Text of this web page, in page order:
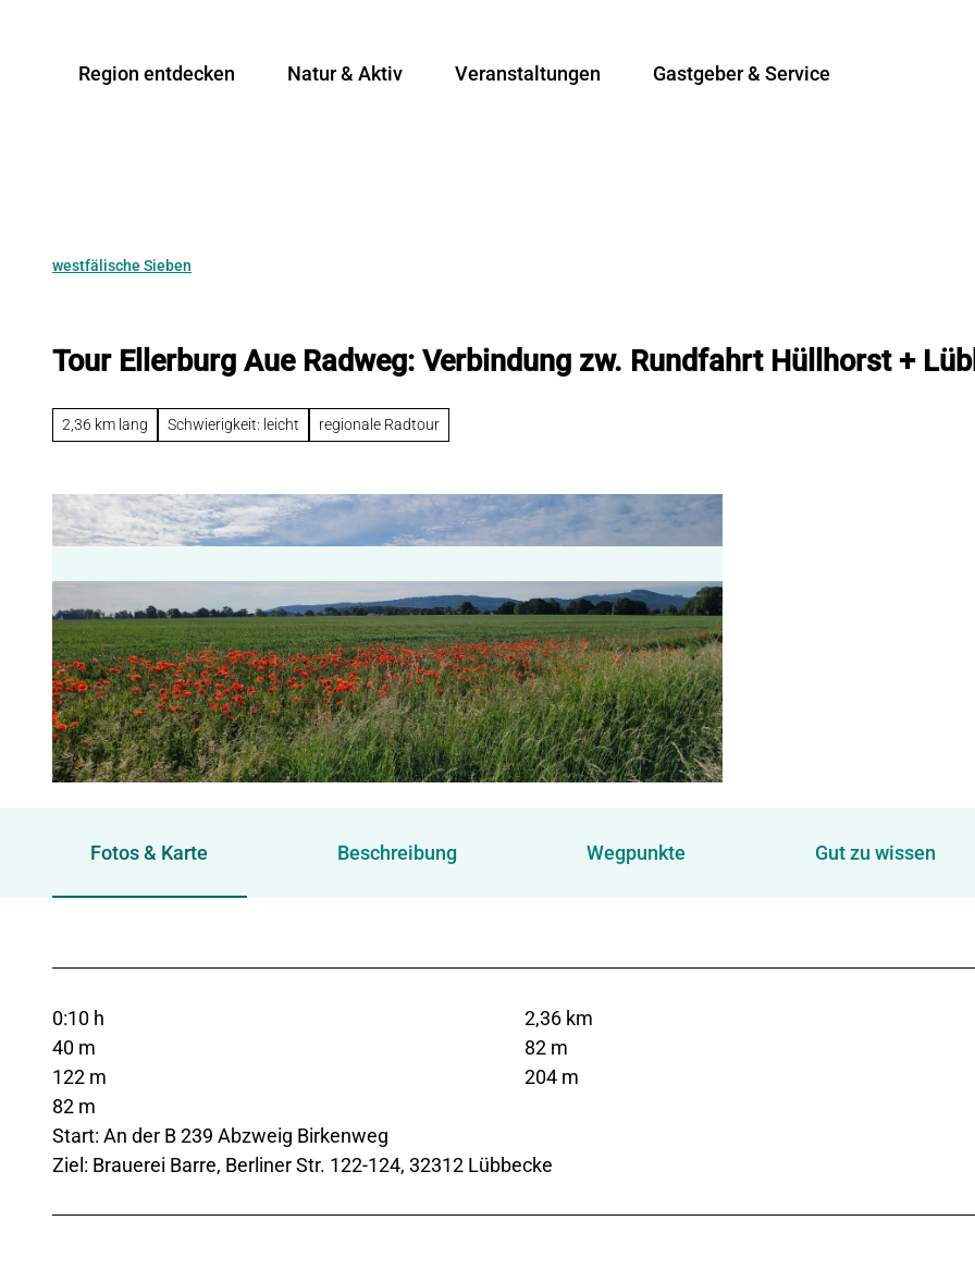
Region entdecken Natur & Aktiv Veranstaltungen Gastgeber & Service
westfälische Sieben
Tour Ellerburg Aue Radweg: Verbindung zw. Rundfahrt Hüllhorst +
2,36 km lang Schwierigkeit: leicht regionale Radtour
Fotos & Karte Beschreibung Wegpunkte Gut zu wissen
0:10 h
2,36 km
40 m
82 m
122 m
204 m
82 m
Start: An der B 239 Abzweig Birkenweg
Ziel: Brauerei Barre, Berliner Str. 122-124, 32312 Lübbecke